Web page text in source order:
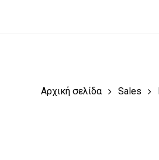
Αρχική σελίδα Sales